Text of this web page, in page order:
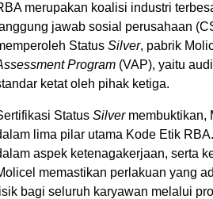
merupakan koalisi industri
jawab sosial perusahaan
Status Silver, pabrik
Program (VAP), yaitu
ketat oleh pihak ketiga.
Status Silvermembuktikan,
lima pilar utama Kode Etik
aspek ketenagakerjaan, serta
memastikan perlakuan yang
bagi seluruh karyawan melalui